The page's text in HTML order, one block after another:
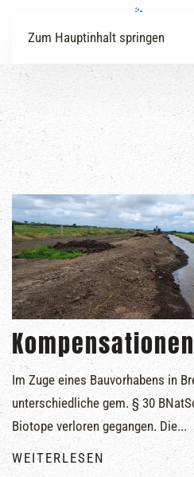
Zum Hauptinhalt springen
Im Zuge eines Bauvorhabens in
unterschiedliche gem. § 30
Biotope verloren gegangen. Die...
WEITERLESEN